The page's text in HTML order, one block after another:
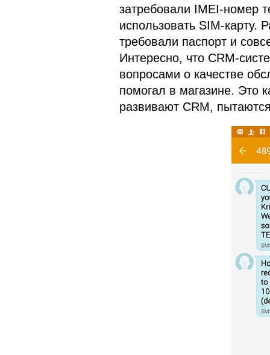
затребовали IMEI-номер
использовать SIM-карту.
требовали паспорт и
Интересно, что CRM-
вопросами о качестве
помогал в магазине. Это
развивают CRM,